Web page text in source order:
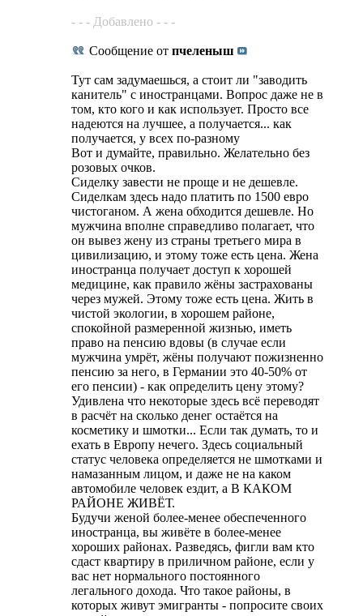
- - - Добавлено - - -
Сообщение от пчеленыш
Тут сам задумаешься, а стоит ли "заводить
канитель" с иностранцами. Вопрос даже не в
том, кто кого и как использует. Просто все
надеются на лучшее, а получается... как
получается, у всех по-разному
Вот и думайте, правильно. Желательно без
розовых очков.
Сиделку завести не проще и не дешевле.
Сиделкам здесь надо платить по 1500 евро
чистоганом. А жена обходится дешевле. Но
мужчина вполне справедливо полагает, что
он вывез жену из страны третьего мира в
цивилизацию, и этому тоже есть цена. Жена
иностранца получает доступ к хорошей
медицине, как правило жёны застрахованы
через мужей. Этому тоже есть цена. Жить в
чистой экологии, в хорошем районе,
спокойной размеренной жизнью, иметь
право на пенсию вдовы (в случае если
мужчина умрёт, жёны получают пожизненно
пенсию за него, в Германии это 40-50% от
его пенсии) - как определить цену этому?
Удивлена что некоторые здесь всё переводят
в расчёт на сколько денег остаётся на
косметику и шмотки... Если так думать, то и
ехать в Европу нечего. Здесь социальный
статус человека определяется не шмотками и
намазанным лицом, и даже не на каком
автомобиле человек ездит, а В КАКОМ
РАЙОНЕ ЖИВЁТ.
Будучи женой более-менее обеспеченного
иностранца, вы живёте в более-менее
хороших районах. Разведясь, фигли вам кто
сдаст квартиру в приличном районе, если у
вас нет нормального постоянного
легального дохода. Что такое районы, в
которых живут эмигранты - попросите своих